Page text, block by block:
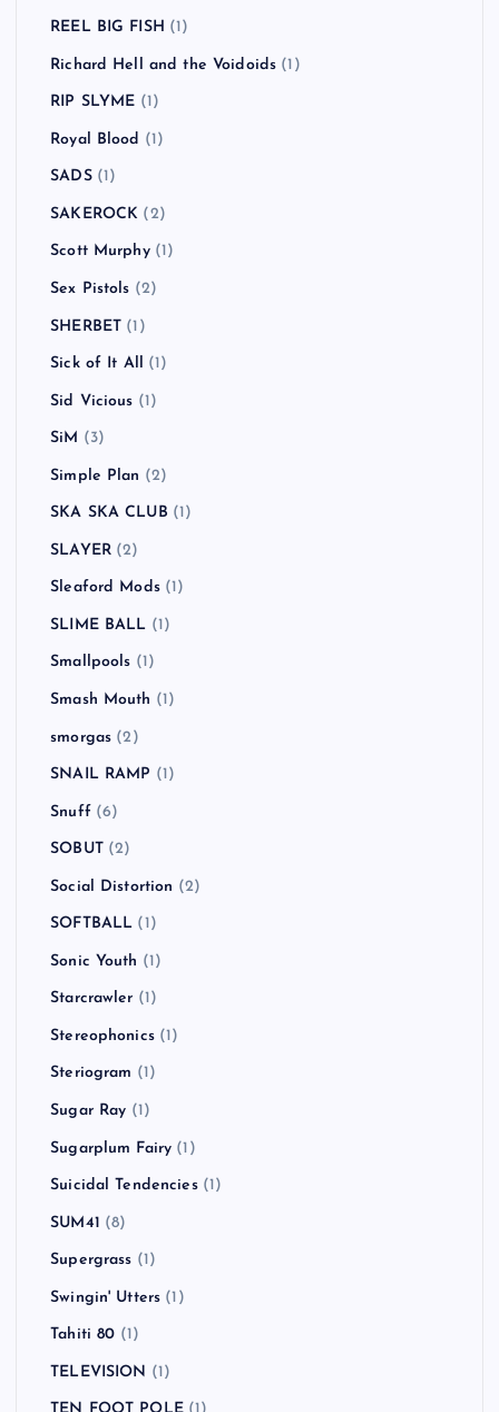
REEL BIG FISH (1)
Richard Hell and the Voidoids (1)
RIP SLYME (1)
Royal Blood (1)
SADS(1)
SAKEROCK (2)
Scott Murphy(1)
Sex Pistols (2)
SHERBET (1)
Sick of It All (1)
Sid Vicious (1)
SiM (3)
Simple Plan (2)
SKA SKA CLUB (1)
SLAYER(2)
Sleaford Mods(1)
SLIME BALL (1)
Smallpools (1)
Smash Mouth (1)
smorgas (2)
SNAIL RAMP (1)
Snuff (6)
SOBUT(2)
Social Distortion (2)
SOFTBALL (1)
Sonic Youth (1)
Starcrawler (1)
Stereophonics(1)
Steriogram (1)
Sugar Ray (1)
Sugarplum Fairy (1)
Suicidal Tendencies(1)
SUM41 (8)
Supergrass (1)
Swingin' Utters (1)
Tahiti 80 (1)
TELEVISION (1)